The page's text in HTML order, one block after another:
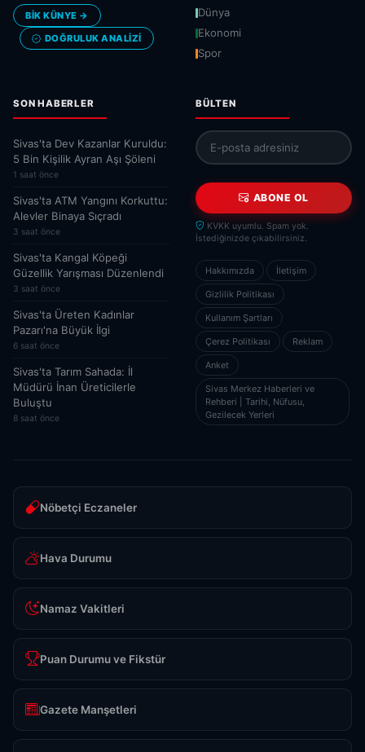
BİK KÜNYE →
DOĞRULUK ANALIZI
Dünya
Ekonomi
Spor
SON HABERLER
Sivas'ta Dev Kazanlar Kuruldu:
5 Bin Kişilik Ayran Aşı Şöleni
1 saat önce
Sivas'ta ATM Yangını Korkuttu:
Alevler Binaya Sıçradı
3 saat önce
Sivas'ta Kangal Köpeği
Güzellik Yarışması Düzenlendi
3 saat önce
Sivas'ta Üreten Kadınlar
Pazarı'na Büyük İlgi
6 saat önce
Sivas'ta Tarım Sahada: İl
Müdürü İnan Üreticilerle
Buluştu
8 saat önce
BÜLTEN
ABONE OL
KVKK uyumlu. Spam yok.
İstediğinizde çıkabilirsiniz.
Hakkımızda İletişim
Gizlilik Politikası
Kullanım Şartları
Çerez Politikası Reklam
Anket
Sivas Merkez Haberleri ve
Rehberi | Tarihi, Nüfusu,
Gezilecek Yerleri
Nöbetçi Eczaneler
Hava Durumu
Namaz Vakitleri
Puan Durumu ve Fikstür
Gazete Manşetleri